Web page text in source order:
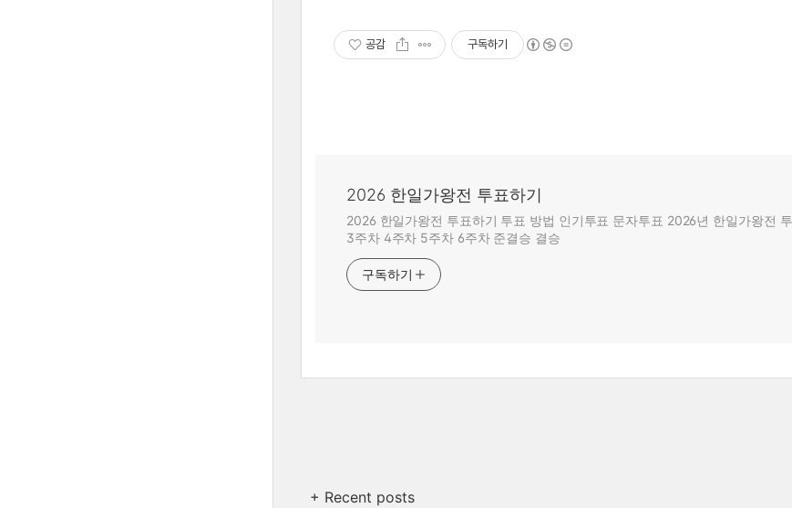
공감 구독하기
2026 한일가왕전 투표하기
2026 한일가왕전 투표하기 투표 방법 인기투표 문자투표 2026년 한일가왕전
3주차 4주차 5주차 6주차 준결승 결승
구독하기
+ Recent posts